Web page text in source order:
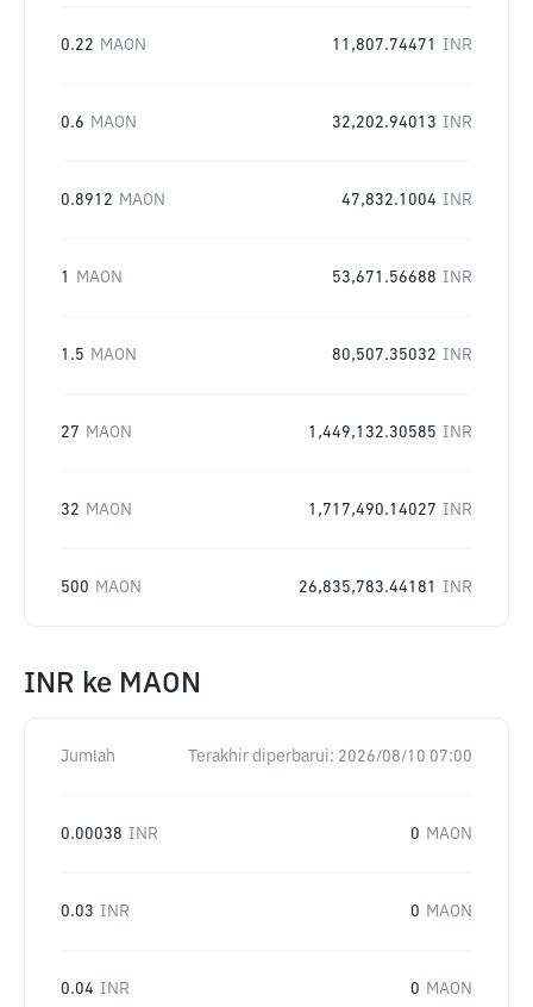
0.22 MAON 11,807.74471 INR
0.6 MAON 32,202.94013 INR
0.8912 MAON 47,832.1004 INR
1 MAON 53,671.56688 INR
1.5 MAON 80,507.35032 INR
27 MAON 1,449,132.30585 INR
32 MAON 1,717,490.14027 INR
500 MAON 26,835,783.44181 INR
INR ke MAON
Jumlah Terakhir diperbarui: 2026/08/10 07:00
0.00038 INR 0 MAON
0.03 INR 0 MAON
0.04 INR 0 MAON